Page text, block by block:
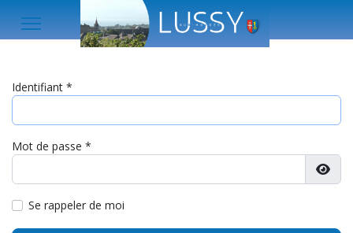
Identifiant *
Mot de passe *
Se rappeler de moi